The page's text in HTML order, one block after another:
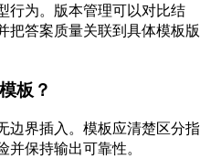
行为。版本管理可以对比结
把答案质量关联到具体模板版
板？
边界插入。模板应清楚区分指
保持输出可靠性。